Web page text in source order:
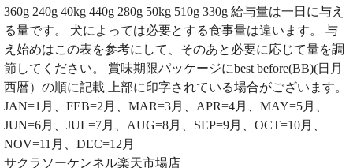
360g 240g 40kg 440g 280g 50kg 510g 330g 給与量は一日に与え
る量です。 犬によっては必要とする食事量は違います。 与
え始めはこの表を参考にして、そのあと必要に応じて量を調
節してください。 賞味期限パッケージにbest before(BB)(日月
西暦）の順に記載 上部に印字されている場合がございます。
JAN=1月、FEB=2月、MAR=3月、APR=4月、MAY=5月、
JUN=6月、JUL=7月、AUG=8月、SEP=9月、OCT=10月、
NOV=11月、DEC=12月
サクラソーケンネル楽天市場店